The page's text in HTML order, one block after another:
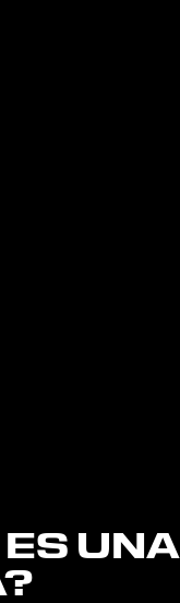
UNA